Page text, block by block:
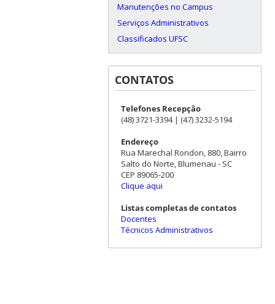
Manutenções no Campus
Serviços Administrativos
Classificados UFSC
CONTATOS
Telefones Recepção
(48) 3721-3394 | (47) 3232-5194
Endereço
Rua Marechal Rondon, 880, Bairro
Salto do Norte, Blumenau - SC
CEP 89065-200
Clique aqui
Listas completas de contatos
Docentes
Técnicos Administrativos